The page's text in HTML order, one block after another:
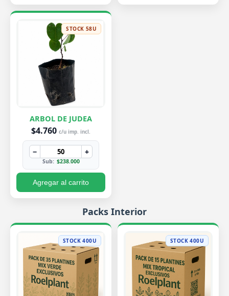
STOCK 58U
ARBOL DE JUDEA
$4.760 c/u imp. incl.
− +
Sub: $238.000
Agregar al carrito
Packs Interior
STOCK 400U STOCK 400U